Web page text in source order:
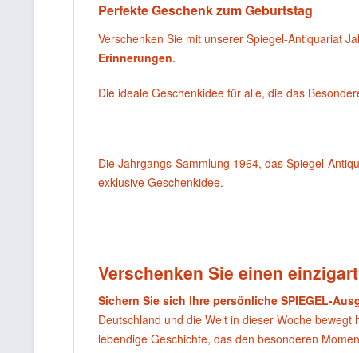
Perfekte Geschenk zum Geburtstag
Verschenken Sie mit unserer Spiegel-Antiquariat
Erinnerungen.
Die ideale Geschenkidee für alle, die das
Die Jahrgangs-Sammlung 1964, das Spiegel-
exklusive Geschenkidee.
Verschenken Sie einen
Sichern Sie sich Ihre persönliche SPIEGEL-
Deutschland und die Welt in dieser Woche bewegt
lebendige Geschichte, das den besonderen